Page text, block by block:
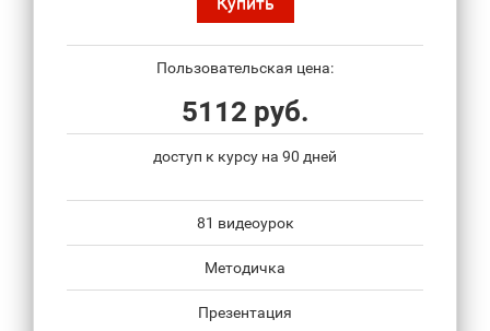
Пользовательская цена:
5112 руб.
доступ к курсу на 90 дней
81 видеоурок
Методичка
Презентация